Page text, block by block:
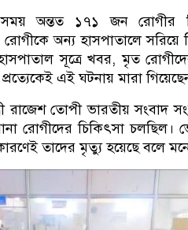
সময় অন্তত ১৭১ জন রোগীর
অন্য হাসপাতালে সরিয়ে
সূত্রে খবর, মৃত
এই ঘটনায় মারা
রাজেশ তোপী ভারতীয়
রোগীদের চিকিৎসা চলছিল।
তাদের মৃত্যু হয়েছে বলে